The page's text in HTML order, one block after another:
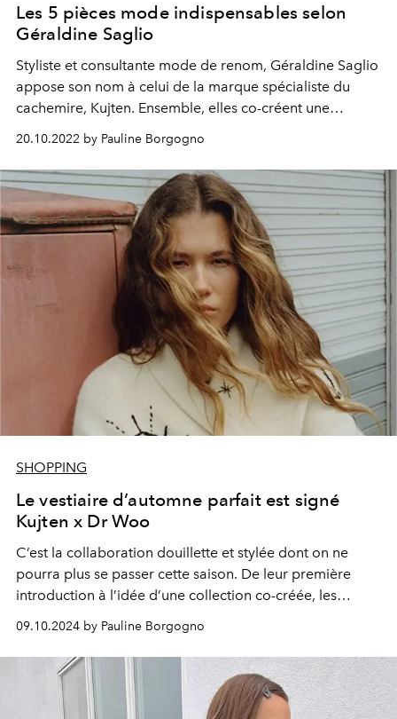
Les 5 pièces mode indispensables selon
Géraldine Saglio
Styliste et consultante mode de renom, Géraldine Saglio
appose son nom à celui de la marque spécialiste du
cachemire, Kujten. Ensemble, elles co-créent une
entre sobriété et silhouette sexy. En fine experte des
codes du chic parisien, Géraldine nous a dévoilé les 5
essentiels qui sont l'investissement d'une vie.
20.10.2022 by Pauline Borgogno
SHOPPING
Le vestiaire d’automne parfait est signé
Kujten x Dr Woo
C’est la collaboration douillette et stylée dont on ne
pourra plus se passer cette saison. De leur première
introduction à l’idée d’une collection co-créée, les
Eriksson, et le tatoueur californien Dr Woo nous en ont
révélé davantage quant à cette capsule ultra désirable.
Rencontre.
09.10.2024 by Pauline Borgogno